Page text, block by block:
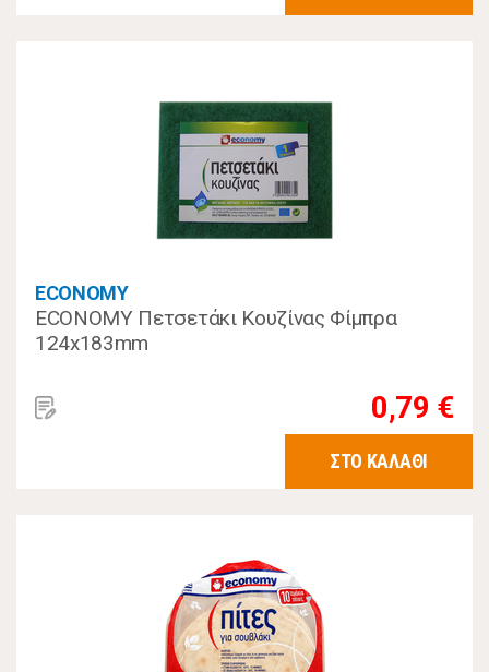
ECONOMY
ECONOMY Πετσετάκι Κουζίνας Φίμπρα
124x183mm
0,79 €
ΣΤΟ ΚΑΛΑΘΙ